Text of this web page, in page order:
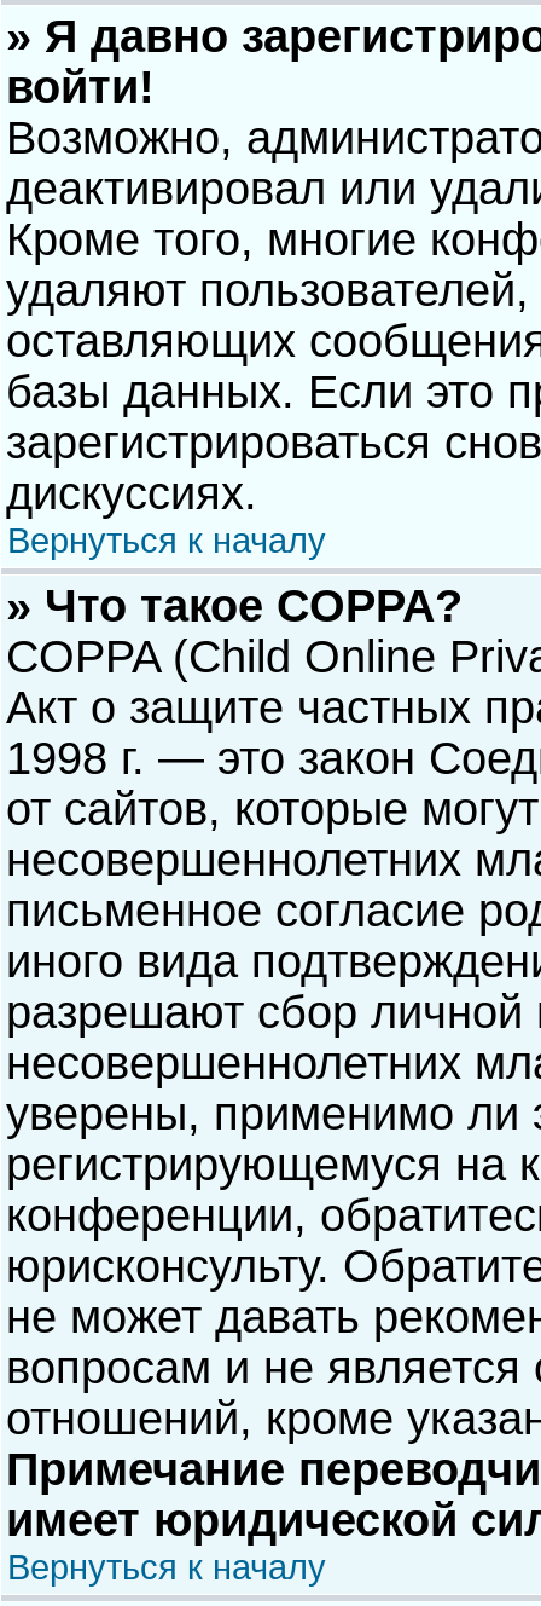
» Я давно
войти!
Возможно,
деактивировал или
Кроме того, многие
удаляют
оставляющих
базы данных. Если это
зарегистрироваться
дискуссиях.
Вернуться к началу
» Что такое COPPA?
COPPA (Child Online
Акт о защите частных
1998 г. — это закон
от сайтов, которые
несовершеннолетних
письменное согласие
иного вида
разрешают сбор
несовершеннолетних
уверены, применимо ли
регистрирующемуся на
конференции,
юрисконсульту.
не может давать
вопросам и не
отношений, кроме
Примечание
имеет юридической
Вернуться к началу